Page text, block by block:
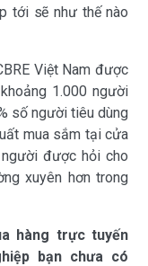
tới sẽ như thế nào
Việt Nam được
1.000 người
số người tiêu dùng
mua sắm tại cửa
được hỏi cho
xuyên hơn trong
hàng trực tuyến
bạn chưa có